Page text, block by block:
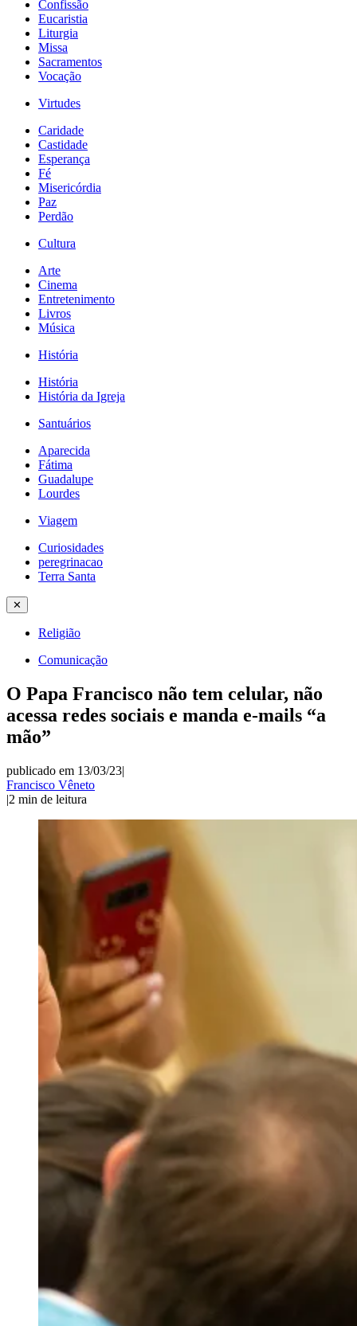
Confissão
Eucaristia
Liturgia
Missa
Sacramentos
Vocação
Virtudes
Caridade
Castidade
Esperança
Fé
Misericórdia
Paz
Perdão
Cultura
Arte
Cinema
Entretenimento
Livros
Música
História
História
História da Igreja
Santuários
Aparecida
Fátima
Guadalupe
Lourdes
Viagem
Curiosidades
peregrinacao
Terra Santa
✕
Religião
Comunicação
O Papa Francisco não tem celular, não
acessa redes sociais e manda e-mails “a
mão”
publicado em 13/03/23|
Francisco Vêneto
|2 min de leitura